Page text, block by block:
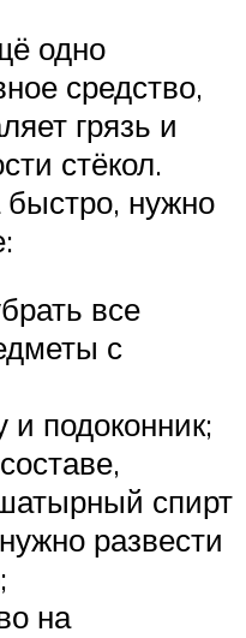
одно
средство,
грязь и
стёкол.
нужно
все
с
и подоконник;
спирт
развести
на